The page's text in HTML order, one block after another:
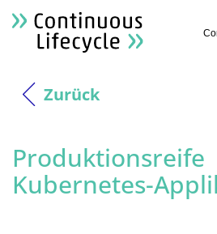
Zurück
Produktionsreife
Kubernetes-